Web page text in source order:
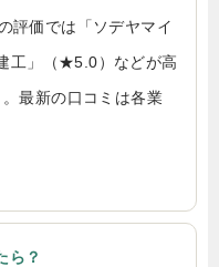
評価では「ソデヤマイ
工」（★5.0）などが高
最新の口コミは各業
ら？